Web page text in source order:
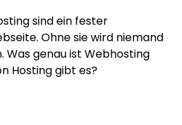
sind ein fester
Ohne sie wird niemand
Was genau ist Webhosting
Hosting gibt es?